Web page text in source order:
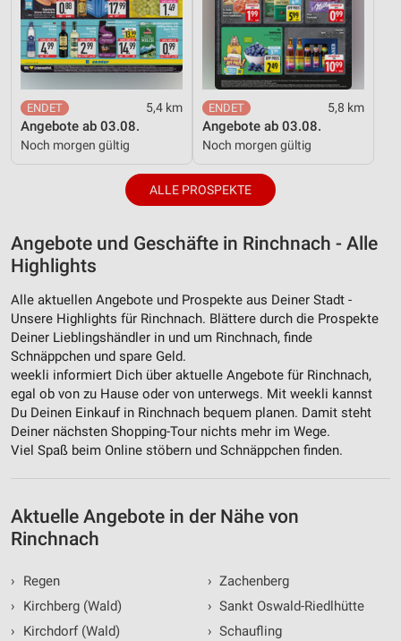
5,4 km
Angebote ab 03.08.
Noch morgen gültig
5,8 km
Angebote ab 03.08.
Noch morgen gültig
ALLE PROSPEKTE
Angebote und Geschäfte in Rinchnach - Alle
Highlights
Alle aktuellen Angebote und Prospekte aus Deiner Stadt -
Unsere Highlights für Rinchnach. Blättere durch die Prospekte
Deiner Lieblingshändler in und um Rinchnach, finde
Schnäppchen und spare Geld.
weekli informiert Dich über aktuelle Angebote für Rinchnach,
egal ob von zu Hause oder von unterwegs. Mit weekli kannst
Du Deinen Einkauf in Rinchnach bequem planen. Damit steht
Deiner nächsten Shopping-Tour nichts mehr im Wege.
Viel Spaß beim Online stöbern und Schnäppchen finden.
Aktuelle Angebote in der Nähe von
Rinchnach
›
Regen
›
Kirchberg (Wald)
›
Kirchdorf (Wald)
› Zachenberg
› Sankt Oswald-Riedlhütte
› Schaufling